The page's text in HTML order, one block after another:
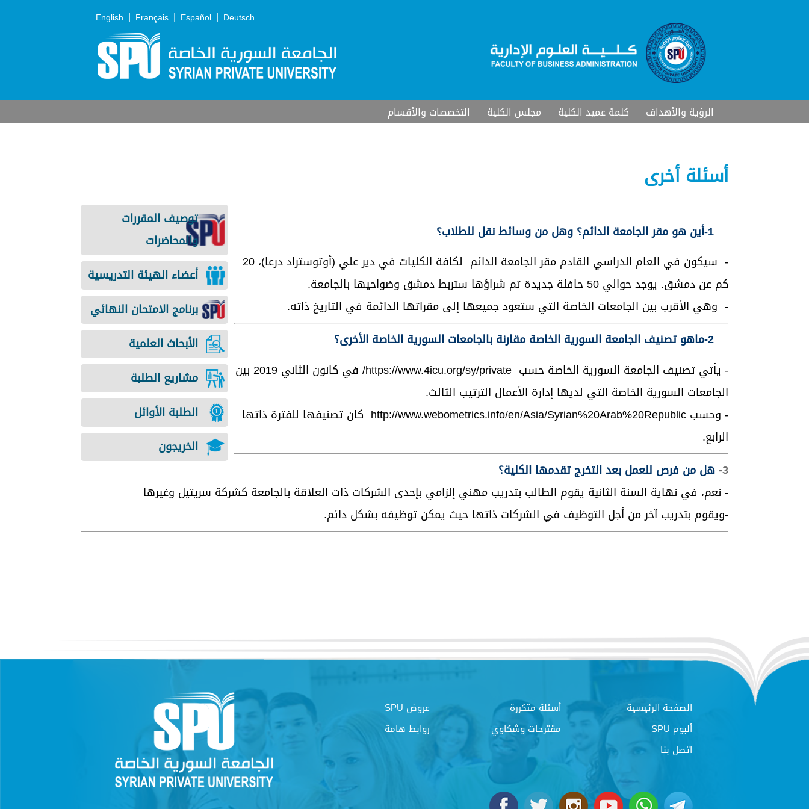
English | Français | Español | Deutsch
الرؤية والأهداف كلمة عميد الكلية مجلس الكلية التخصصات والأقسام
أسئلة أخرى
توصيف المقررات
والمحاضرات
أعضاء الهيئة التدريسية
برنامج الامتحان النهائي
الأبحاث العلمية
مشاريع الطلبة
الطلبة الأوائل
الخريجون
1-أين هو مقر الجامعة الدائم؟ وهل من وسائط نقل للطلاب؟
- سيكون في العام الدراسي القادم مقر الجامعة الدائم لكافة الكليات في دير علي (أوتوستراد درعا)، 20
كم عن دمشق. يوجد حوالي 50 حافلة جديدة تم شراؤها ستربط دمشق وضواحيها بالجامعة.
- وهي الأقرب بين الجامعات الخاصة التي ستعود جميعها إلى مقراتها الدائمة في التاريخ ذاته.
2-ماهو تصنيف الجامعة السورية الخاصة مقارنة بالجامعات السورية الخاصة الأخرى؟
- يأتي تصنيف الجامعة السورية الخاصة حسبhttps://www.4icu.org/sy/private/
في كانون الثاني 2019 بين
الجامعات السورية الخاصة التي لديها إدارة الأعمال الترتيب الثالث.
- وحسبhttp://www.webometrics.info/en/Asia/Syrian%20Arab%20Republic كان تصنيفها للفترة ذاتها
الرابع.
3- هل من فرص للعمل بعد التخرج تقدمها الكلية؟
- نعم، في نهاية السنة الثانية يقوم الطالب بتدريب مهني إلزامي بإحدى الشركات ذات العلاقة بالجامعة كشركة سريتيل وغيرها
-ويقوم بتدريب آخر من أجل التوظيف في الشركات ذاتها حيث يمكن توظيفه بشكل دائم.
الصفحة الرئيسية أسئلة متكررة
عروض SPU
ألبوم SPU
مقترحات وشكاوي
روابط هامة
اتصل بنا